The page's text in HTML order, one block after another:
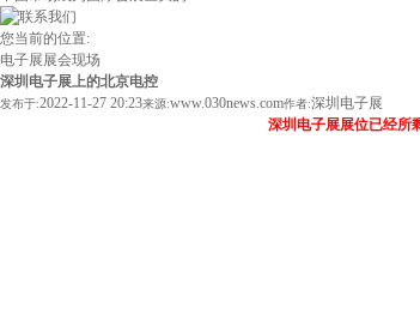
您当前的位置:
电子展展会现场
深圳电子展上的北京电控
发布于:2022-11-27 20:23来源:www.030news.com作者:深圳电子展
深圳电子展展位已经所